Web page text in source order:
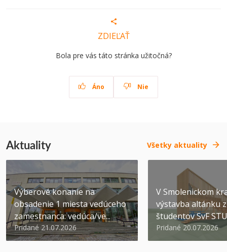
ZDIEĽAŤ
Bola pre vás táto stránka užitočná?
Áno Nie
Aktuality Všetky aktuality
Výberové konanie na
obsadenie 1 miesta vedúceho
zamestnanca: vedúca/ve...
Pridané 21.07.2026
V Smolenickom
výstavba altánku
študentov SvF STU
Pridané 20.07.2026